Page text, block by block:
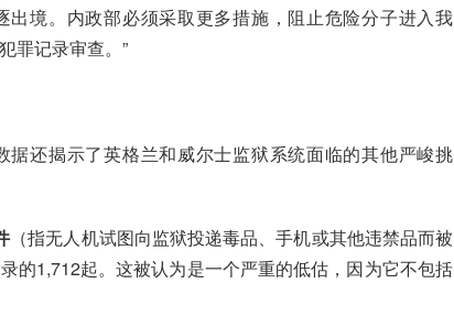
出境。内政部必须采取更多措施，阻止危险分子进入我
罪记录审查。”
还揭示了英格兰和威尔士监狱系统面临的其他严峻挑
（指无人机试图向监狱投递毒品、手机或其他违禁品而被
的1,712起。这被认为是一个严重的低估，因为它不包括